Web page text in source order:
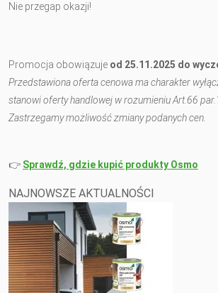
Nie przegap okazji!
Promocja obowiązuje od 25.11.2025 do
Przedstawiona oferta cenowa ma charakter
stanowi oferty handlowej w rozumieniu Art.66
Zastrzegamy możliwość zmiany podanych cen.
👉 Sprawdź, gdzie kupić produkty Osmo
NAJNOWSZE AKTUALNOŚCI